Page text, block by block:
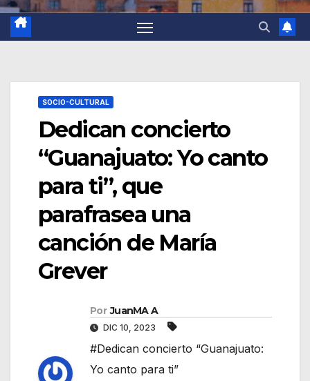
SOCIO-CULTURAL
Dedican concierto
“Guanajuato: Yo canto
para ti”, que
parafrasea una
canción de María
Grever
Por JuanMA A
DIC 10, 2023
#Dedican concierto “Guanajuato:
Yo canto para ti”